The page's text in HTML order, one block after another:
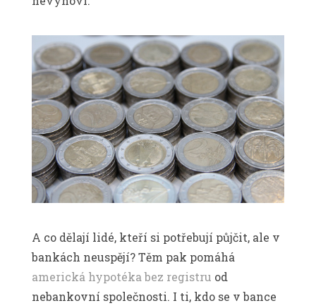
A co dělají lidé, kteří si potřebují půjčit, ale v
bankách neuspějí? Těm pak pomáhá
americká hypotéka bez registru od
nebankovní společnosti. I ti, kdo se v bance